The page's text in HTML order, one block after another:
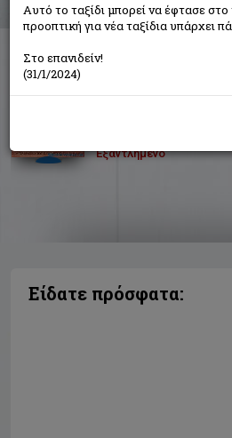
Οι μεταφράσεις του Κ. Γ.
Εξαντλημένο
Είδατε πρόσφατα:
Αυτό το ταξίδι μπορεί να έφτασε
προοπτική για νέα ταξίδια υπάρχει
Στο επανιδείν!
(31/1/2024)